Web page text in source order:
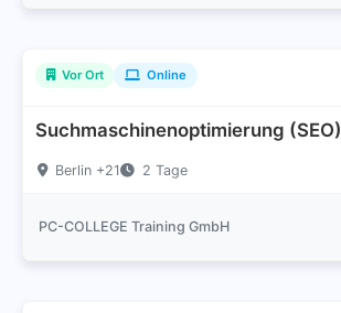
Vor Ort Online
Suchmaschinenoptimierung
Berlin +21 2 Tage
PC-COLLEGE Training GmbH